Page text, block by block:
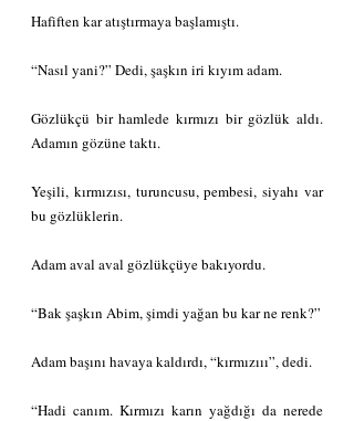
Hafiften kar atıştırmaya başlamıştı.
“Nasıl yani?” Dedi, şaşkın iri kıyım adam.
Gözlükçü bir hamlede kırmızı bir gözlük aldı.
Adamın gözüne taktı.
Yeşili, kırmızısı, turuncusu, pembesi, siyahı var
bu gözlüklerin.
Adam aval aval gözlükçüye bakıyordu.
“Bak şaşkın Abim, şimdi yağan bu kar ne renk?”
Adam başını havaya kaldırdı, “kırmızııı”, dedi.
“Hadi canım. Kırmızı karın yağdığı da nerede